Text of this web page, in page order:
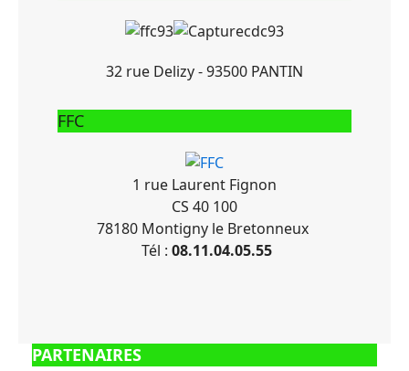
32 rue Delizy - 93500 PANTIN
FFC
1 rue Laurent Fignon
CS 40 100
78180 Montigny le Bretonneux
Tél : 08.11.04.05.55
PARTENAIRES